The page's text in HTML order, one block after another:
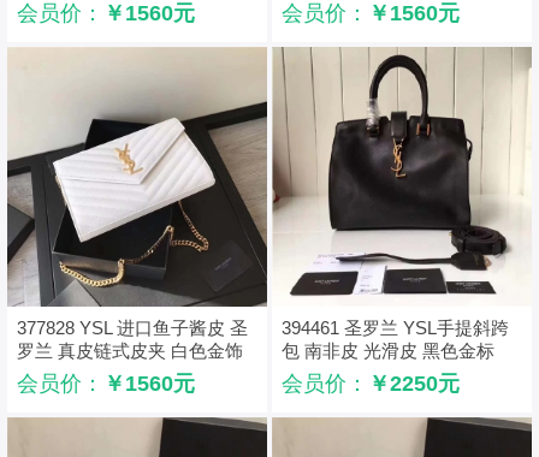
会员价： ￥1560元 会员价： ￥1560元
377828 YSL 进口鱼子酱皮 圣
罗兰 真皮链式皮夹 白色金饰
会员价： ￥1560元
394461 圣罗兰 YSL手提斜跨
包 南非皮 光滑皮 黑色金标
会员价： ￥2250元